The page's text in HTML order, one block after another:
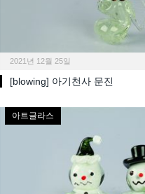
2021년 12월 25일
[blowing] 아기천사 문진
아트글라스